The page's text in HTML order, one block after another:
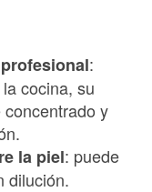
:
cocina, su
y
la piel: puede
dilución.